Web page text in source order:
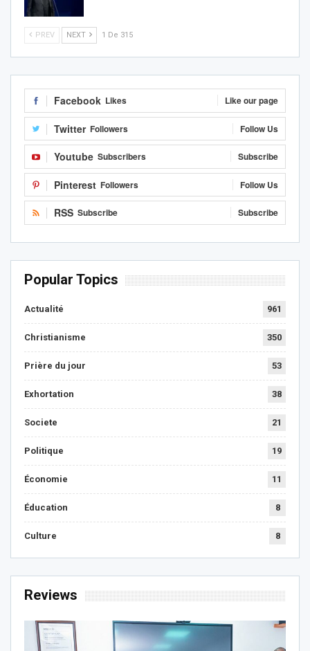
PREV NEXT 1 De 315
Facebook Likes Like our page
Twitter Followers Follow Us
Youtube Subscribers Subscribe
Pinterest Followers Follow Us
RSS Subscribe Subscribe
Popular Topics
Actualité 961
Christianisme 350
Prière du jour 53
Exhortation 38
Societe 21
Politique 19
Économie 11
Éducation 8
Culture 8
Reviews